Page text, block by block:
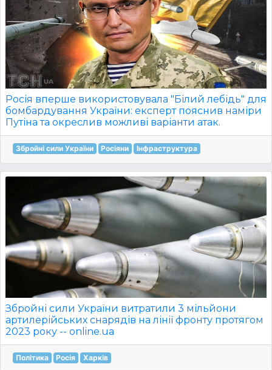
Росія вперше використовувала "Білий лебідь" для
бомбардування України: експерт пояснив наміри
Путіна та окреслив можливі варіанти атак.
Збройні сили України Росіяни Інфраструктура
Збройні сили України витратили 3 мільйони
артилерійських снарядів на лінії фронту протягом
2023 року -- online.ua
Політика Росія Харків